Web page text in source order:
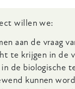
willen we:
aan de vraag
te krijgen in de
de biologische
kunnen